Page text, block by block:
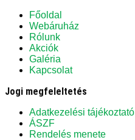
Főoldal
Webáruház
Rólunk
Akciók
Galéria
Kapcsolat
Jogi megfeleltetés
Adatkezelési tájékoztató
ÁSZF
Rendelés menete